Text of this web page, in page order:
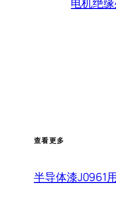
电机绝
查看更多
半导体漆J0961